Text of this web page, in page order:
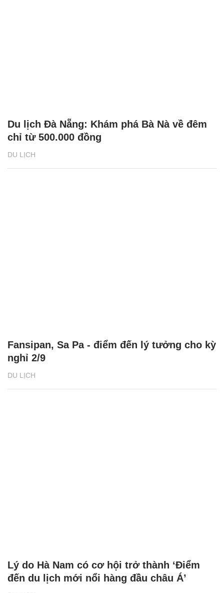
DU LỊCH
Du lịch Đà Nẵng: Khám phá Bà Nà về đêm
chỉ từ 500.000 đồng
DU LỊCH
Fansipan, Sa Pa - điểm đến lý tưởng cho kỳ
nghỉ 2/9
Lý do Hà Nam có cơ hội trở thành ‘Điểm
đến du lịch mới nổi hàng đầu châu Á’